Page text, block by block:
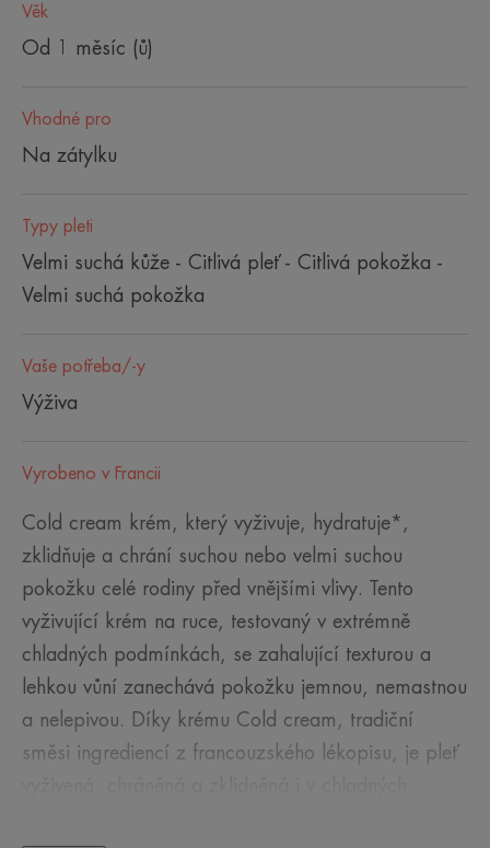
Věk
Od 1 měsíc (ů)
Vhodné pro
Na zátylku
Typy pleti
Velmi suchá kůže - Citlivá pleť - Citlivá pokožka -
Velmi suchá pokožka
Vaše potřeba/-y
Výživa
Vyrobeno v Francii
Cold cream krém, který vyživuje, hydratuje*,
zklidňuje a chrání suchou nebo velmi suchou
pokožku celé rodiny před vnějšími vlivy. Tento
vyživující krém na ruce, testovaný v extrémně
chladných podmínkách, se zahalující texturou a
lehkou vůní zanechává pokožku jemnou, nemastnou
a nelepivou. Díky krému Cold cream, tradiční
směsi ingrediencí z francouzského lékopisu, je pleť